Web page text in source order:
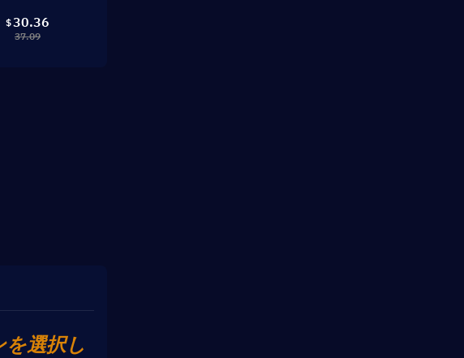
$30.36
37.09
選択し